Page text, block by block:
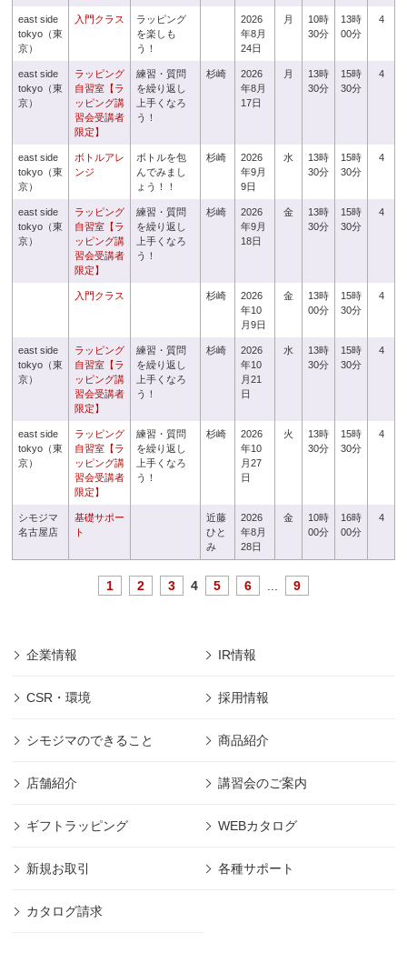
east side
tokyo（東
京）
入門クラス
ラッピング
を楽しも
う！
2026
年8月
24日
月
10時
30分
13時
00分
4
east side
tokyo（東
京）
ラッピング
自習室【ラ
ッピング講
習会受講者
限定】
練習・質問
を繰り返し
上手くなろ
う！
杉崎
2026
年8月
17日
月
13時
30分
15時
30分
4
east side
tokyo（東
京）
ボトルアレ
ンジ
ボトルを包
んでみまし
ょう！！
杉崎
2026
年9月
9日
水
13時
30分
15時
30分
4
east side
tokyo（東
京）
ラッピング
自習室【ラ
ッピング講
習会受講者
限定】
練習・質問
を繰り返し
上手くなろ
う！
杉崎
2026
年9月
18日
金
13時
30分
15時
30分
4
入門クラス 杉崎
2026
年10
月9日
金
13時
00分
15時
30分
4
east side
tokyo（東
京）
ラッピング
自習室【ラ
ッピング講
習会受講者
限定】
練習・質問
を繰り返し
上手くなろ
う！
杉崎
2026
年10
月21
日
水
13時
30分
15時
30分
4
east side
tokyo（東
京）
ラッピング
自習室【ラ
ッピング講
習会受講者
限定】
練習・質問
を繰り返し
上手くなろ
う！
杉崎
2026
年10
月27
日
火
13時
30分
15時
30分
4
シモジマ
名古屋店
基礎サポー
ト
近藤
ひと
み
2026
年8月
28日
金
10時
00分
16時
00分
4
1 2 3 4 5 6 9
企業情報 IR情報
CSR・環境 採用情報
シモジマのできること 商品紹介
店舗紹介 講習会のご案内
ギフトラッピング WEBカタログ
新規お取引 各種サポート
カタログ請求